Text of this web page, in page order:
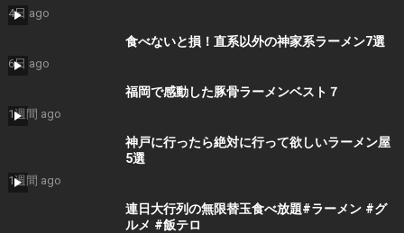
4日 ago
食べないと損！直系以外の神家系ラーメン7選
6日 ago
福岡で感動した豚骨ラーメンベスト７
1週間 ago
神戸に行ったら絶対に行って欲しいラーメン屋
5選
1週間 ago
連日大行列の無限替玉食べ放題#ラーメン #グ
ルメ #飯テロ